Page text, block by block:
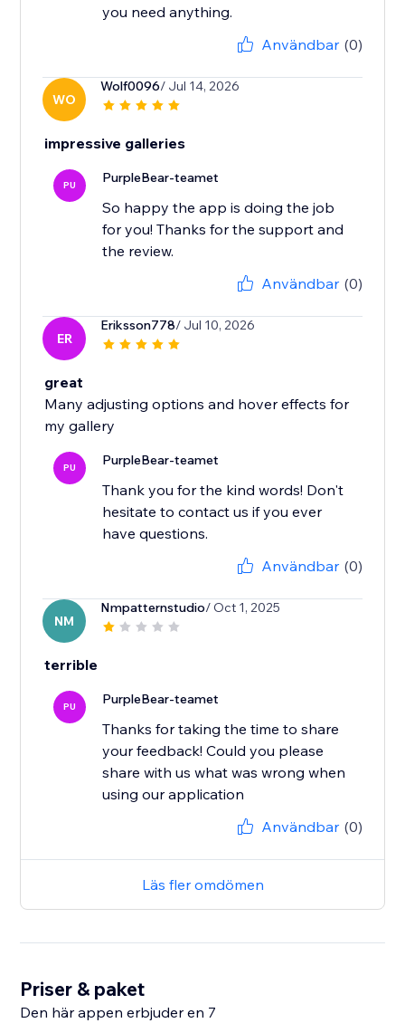
you need anything.
Användbar (0)
WO
Wolf0096/ Jul 14, 2026
impressive galleries
PU PurpleBear-teamet
So happy the app is doing the job
for you! Thanks for the support and
the review.
Användbar (0)
ER
Eriksson778/ Jul 10, 2026
great
Many adjusting options and hover effects for
my gallery
PU PurpleBear-teamet
Thank you for the kind words! Don't
hesitate to contact us if you ever
have questions.
Användbar (0)
NM
Nmpatternstudio/ Oct 1, 2025
terrible
PU PurpleBear-teamet
Thanks for taking the time to share
your feedback! Could you please
share with us what was wrong when
using our application
Användbar (0)
Läs fler omdömen
Priser & paket
Den här appen erbjuder en 7